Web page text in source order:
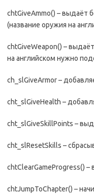
chtGiveAmmo() – выдаёт
(название оружия на
chtGiveWeapon() –
на английском нужно
ch_slGiveArmor –
cht_slGiveHealth –
cht_slGiveSkillPoints –
cht_slResetSkills –
chtClearGameProgress()
chtJumpToChapter() –